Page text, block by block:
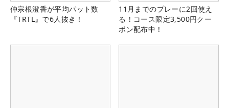
仲宗根澄香が平均パット数
『TRTL』で6人抜き！
11月までのプレーに2回使え
る！コース限定3,500円クー
ポン配布中！